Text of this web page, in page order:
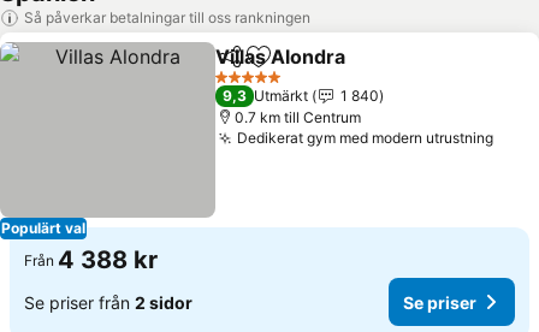
Så påverkar betalningar till oss rankningen
Populärt val
Dela Lägg till i Mina Favoriter
Villas Alondra
5 Stjärnor
9,3 Utmärkt
1 840
0.7 km till Centrum
Dedikerat gym med modern utrustningSe
Från 4 388 kr
Se priser från 2 sidor Se priser